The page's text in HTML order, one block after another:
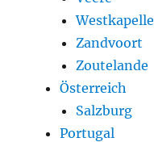
Westkapelle
Zandvoort
Zoutelande
Österreich
Salzburg
Portugal